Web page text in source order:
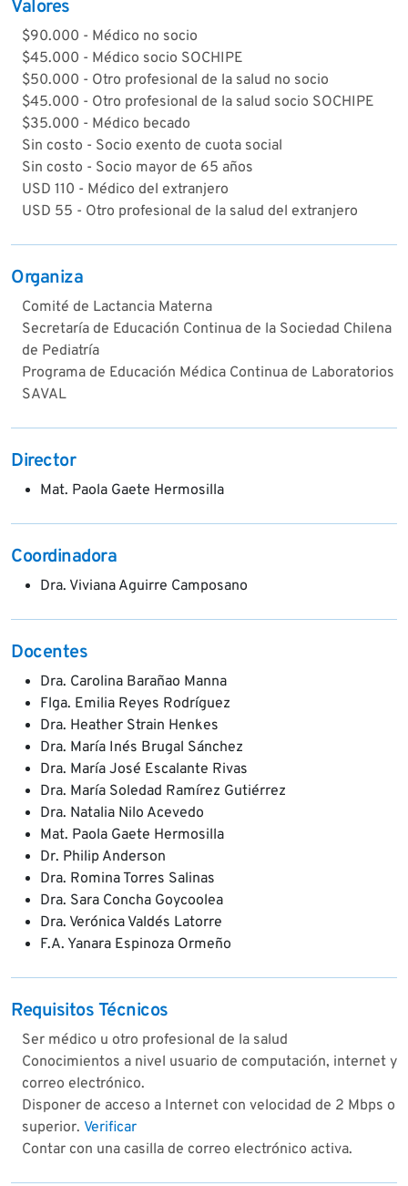
Valores
$90.000 - Médico no socio
$45.000 - Médico socio SOCHIPE
$50.000 - Otro profesional de la salud no socio
$45.000 - Otro profesional de la salud socio SOCHIPE
$35.000 - Médico becado
Sin costo - Socio exento de cuota social
Sin costo - Socio mayor de 65 años
USD 110 - Médico del extranjero
USD 55 - Otro profesional de la salud del extranjero
Organiza
Comité de Lactancia Materna
Secretaría de Educación Continua de la Sociedad Chilena
de Pediatría
Programa de Educación Médica Continua de Laboratorios
SAVAL
Director
Mat. Paola Gaete Hermosilla
Coordinadora
Dra. Viviana Aguirre Camposano
Docentes
Dra. Carolina Barañao Manna
Flga. Emilia Reyes Rodríguez
Dra. Heather Strain Henkes
Dra. María Inés Brugal Sánchez
Dra. María José Escalante Rivas
Dra. María Soledad Ramírez Gutiérrez
Dra. Natalia Nilo Acevedo
Mat. Paola Gaete Hermosilla
Dr. Philip Anderson
Dra. Romina Torres Salinas
Dra. Sara Concha Goycoolea
Dra. Verónica Valdés Latorre
F.A. Yanara Espinoza Ormeño
Requisitos Técnicos
Ser médico u otro profesional de la salud
Conocimientos a nivel usuario de computación, internet y
correo electrónico.
Disponer de acceso a Internet con velocidad de 2 Mbps o
superior. Verificar
Contar con una casilla de correo electrónico activa.